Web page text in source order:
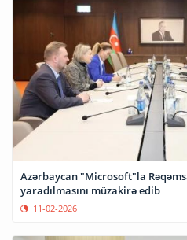
Azərbaycan "Microsoft"la
yaradılmasını müzakirə edib
11-02-2026